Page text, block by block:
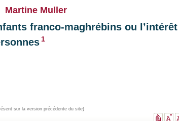
Martine Muller
franco-maghrébins ou
1
sur la version précédente du site)